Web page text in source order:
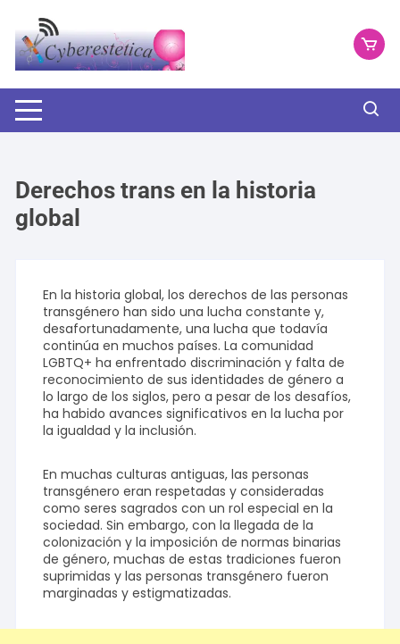
contenido
Derechos trans en la historia
global
En la historia global, los derechos de las personas
transgénero han sido una lucha constante y,
desafortunadamente, una lucha que todavía
continúa en muchos países. La comunidad
LGBTQ+ ha enfrentado discriminación y falta de
reconocimiento de sus identidades de género a
lo largo de los siglos, pero a pesar de los desafíos,
ha habido avances significativos en la lucha por
la igualdad y la inclusión.
En muchas culturas antiguas, las personas
transgénero eran respetadas y consideradas
como seres sagrados con un rol especial en la
sociedad. Sin embargo, con la llegada de la
colonización y la imposición de normas binarias
de género, muchas de estas tradiciones fueron
suprimidas y las personas transgénero fueron
marginadas y estigmatizadas.